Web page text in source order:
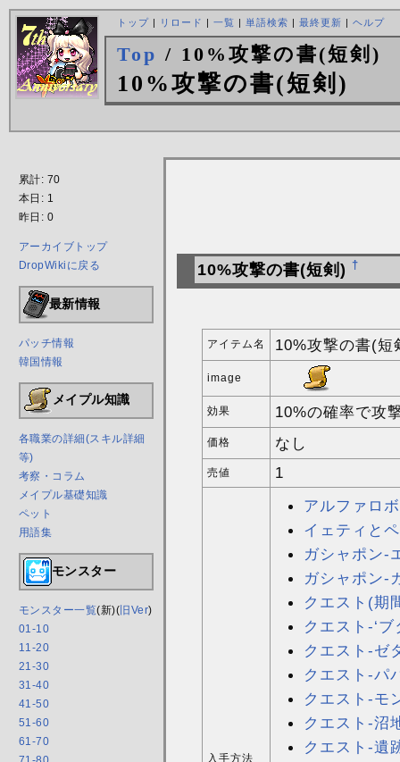
トップ| リロード | 一覧 | 単語検索 | 最終更新 | ヘルプ
Top / 10%攻撃の書(短剣)
10%攻撃の書(短剣)
累計: 70
本日: 1
昨日: 0
アーカイブトップ
DropWikiに戻る
最新情報
パッチ情報
韓国情報
メイプル知識
各職業の詳細(スキル詳細
等)
考察・コラム
メイプル基礎知識
ペット
用語集
モンスター
モンスター一覧(新)( 旧Ver)
01-10
11-20
21-30
31-40
41-50
51-60
61-70
10%攻撃の書(短剣) †
アイテム名 10%攻撃の書(短
image
効果 10%の確率で攻
価格 なし
売値 1
入手方法
アルファロボ
イェティと
ガシャポン-
ガシャポン-
クエスト(期
クエスト-‘
クエスト-ゼ
クエスト-パ
クエスト-モ
クエスト-沼
クエスト-遺